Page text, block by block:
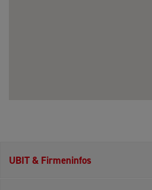
UBIT & Firmeninfos